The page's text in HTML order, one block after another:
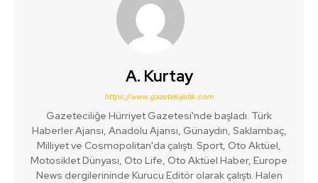
A. Kurtay
https://www.gazetelojistik.com
Gazeteciliğe Hürriyet Gazetesi'nde başladı. Türk
Haberler Ajansı, Anadolu Ajansı, Günaydın, Saklambaç,
Milliyet ve Cosmopolitan'da çalıştı. Sport, Oto Aktüel,
Motosiklet Dünyası, Oto Life, Oto Aktüel Haber, Europe
News dergilerininde Kurucu Editör olarak çalıştı. Halen